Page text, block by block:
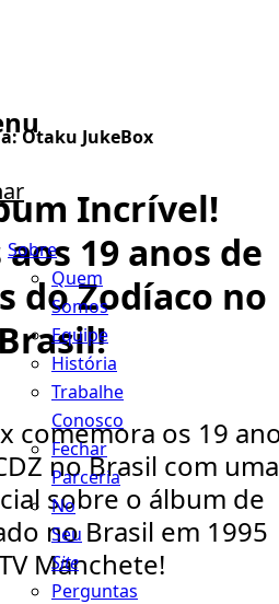
Sobre
Quem
Somos
Equipe
História
Trabalhe
Conosco
Fechar
Parceria
No
Seu
Site
Perguntas
Otaku JukeBox
Incrível!
19 anos de
do Zodíaco no
Brasil!
comemora os 19
no Brasil com uma
sobre o álbum de
no Brasil em 1995
Manchete!